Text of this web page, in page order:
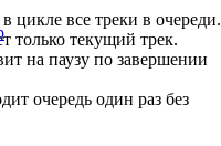
цикле все треки в очереди.
только текущий трек.
на паузу по завершении
очередь один раз без